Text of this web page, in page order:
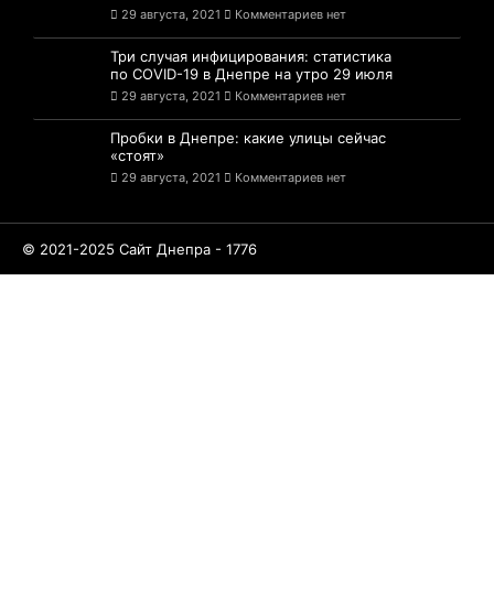
29 августа, 2021 Комментариев нет
Три случая инфицирования: статистика
по COVID-19 в Днепре на утро 29 июля
29 августа, 2021 Комментариев нет
Пробки в Днепре: какие улицы сейчас
«стоят»
29 августа, 2021 Комментариев нет
© 2021-2025 Сайт Днепра - 1776